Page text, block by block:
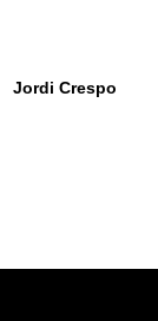
Jordi Crespo